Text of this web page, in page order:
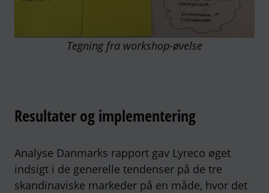
Tegning fra workshop-øvelse
Resultater og implementering
Analyse Danmarks rapport gav Lyreco øget
indsigt i de generelle tendenser på de tre
skandinaviske markeder på en måde, hvor det